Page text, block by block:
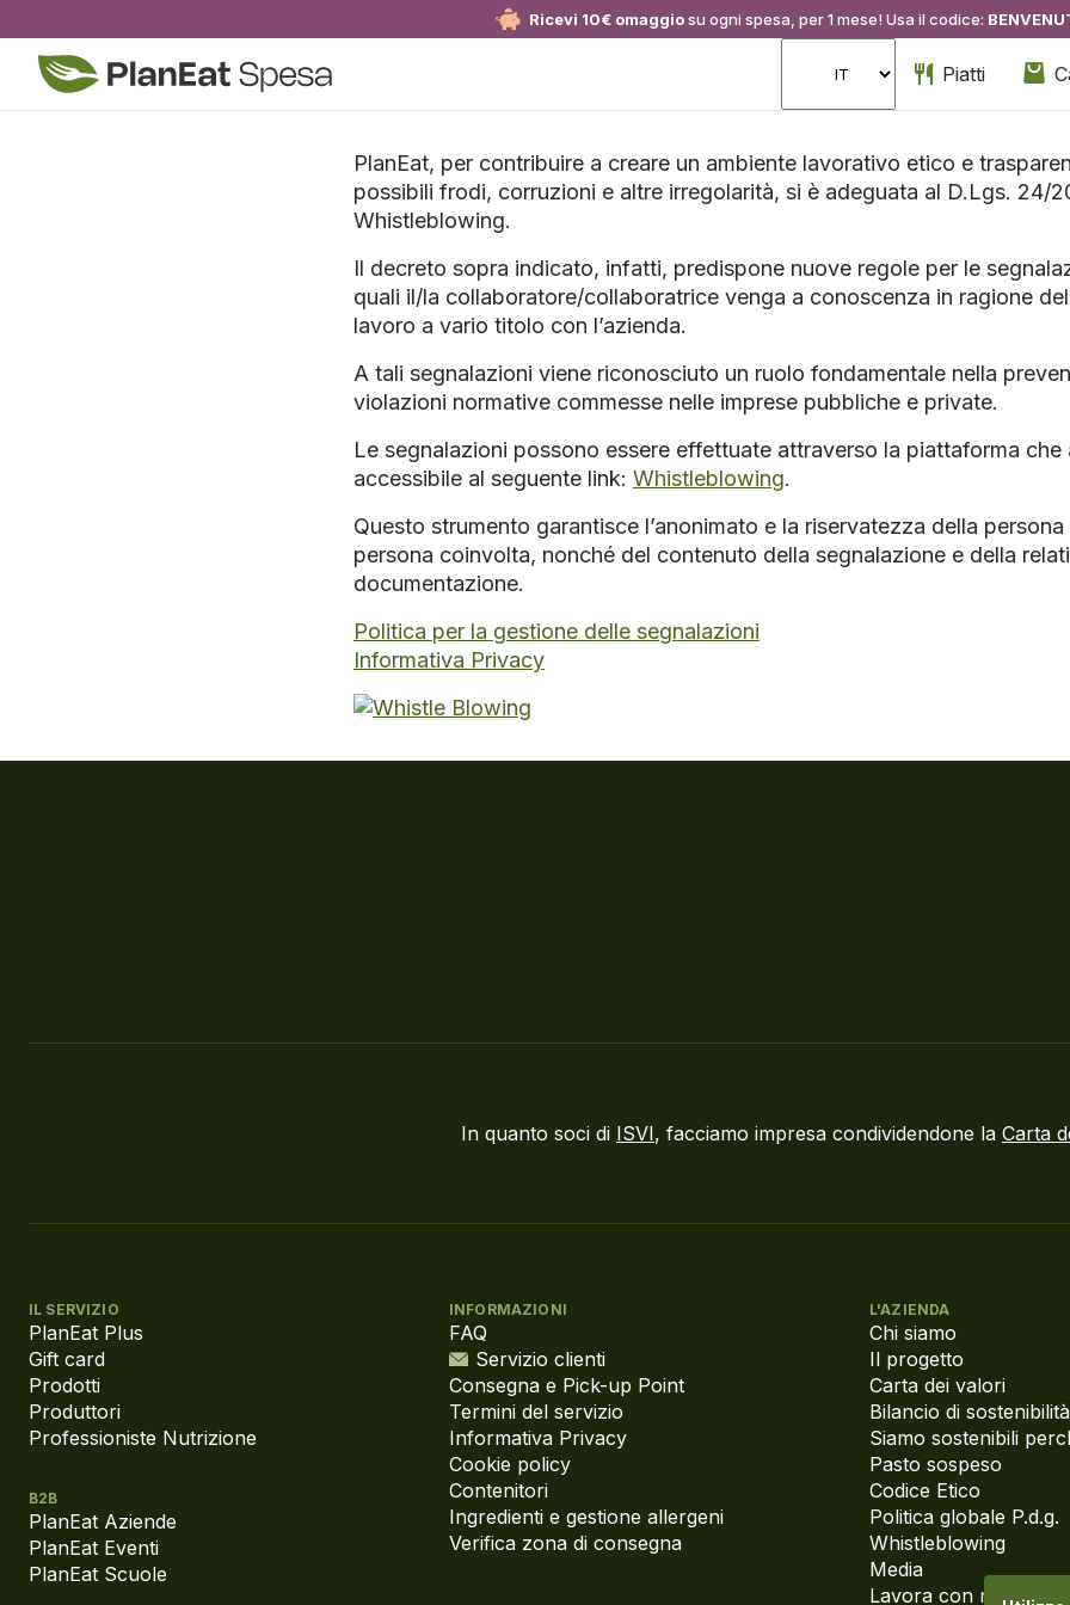
Ricevi 10€ omaggiosu ogni spesa, per 1 mese! Usa il codice:
Piatti
PlanEat, per contribuire a creare un ambiente lavorativo etico e
possibili frodi, corruzioni e altre irregolarità, si è adeguata al D.Lgs. 24/
Whistleblowing.
Il decreto sopra indicato, infatti, predispone nuove regole per le
quali il/la collaboratore/collaboratrice venga a conoscenza in ragione
lavoro a vario titolo con l’azienda.
A tali segnalazioni viene riconosciuto un ruolo fondamentale nella
violazioni normative commesse nelle imprese pubbliche e private.
Le segnalazioni possono essere effettuate attraverso la piattaforma
accessibile al seguente link: Whistleblowing.
Questo strumento garantisce l’anonimato e la riservatezza della
persona coinvolta, nonché del contenuto della segnalazione e della
documentazione.
Politica per la gestione delle segnalazioni
Informativa Privacy
In quanto soci di ISVI, facciamo impresa condividendone la Carta
IL SERVIZIO
PlanEat Plus
Gift card
Prodotti
Produttori
Professioniste Nutrizione
B2B
PlanEat Aziende
PlanEat Eventi
PlanEat Scuole
INFORMAZIONI
FAQ
Servizio clienti
Consegna e Pick-up Point
Termini del servizio
Informativa Privacy
Cookie policy
Contenitori
Ingredienti e gestione allergeni
Verifica zona di consegna
L'AZIENDA
Chi siamo
Il progetto
Carta dei valori
Bilancio di sostenibilità
Siamo sostenibili
Pasto sospeso
Codice Etico
Politica globale P.d.g.
Whistleblowing
Media
Lavora con noi